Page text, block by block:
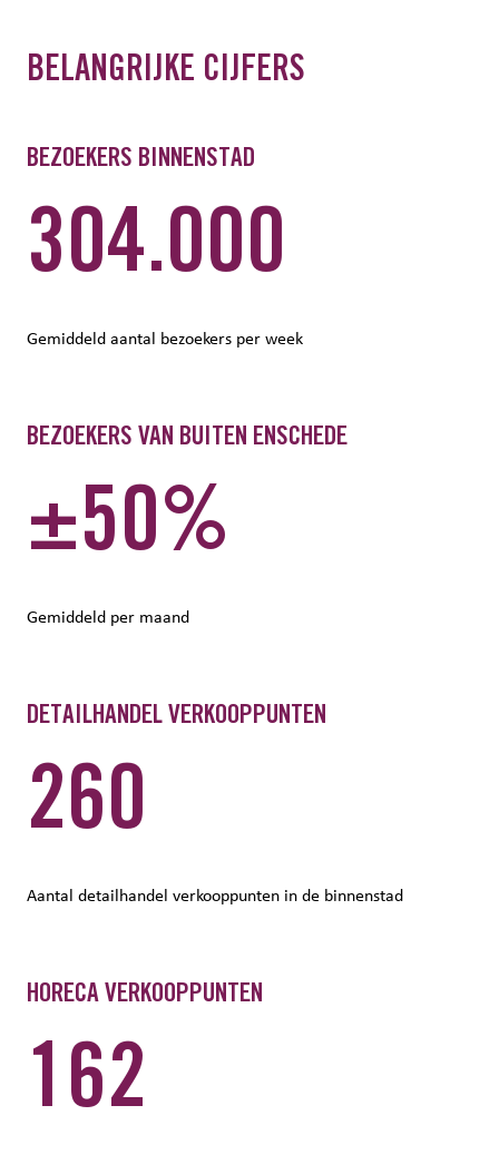
BELANGRIJKE CIJFERS
BEZOEKERS BINNENSTAD
304.000
Gemiddeld aantal bezoekers per week
BEZOEKERS VAN BUITEN ENSCHEDE
±50%
Gemiddeld per maand
DETAILHANDEL VERKOOPPUNTEN
260
Aantal detailhandel verkooppunten in de binnenstad
HORECA VERKOOPPUNTEN
162